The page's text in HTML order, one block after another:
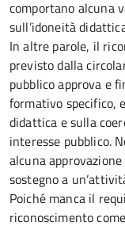
comportano alcuna
sull’idoneità
In altre parole, il
previsto dalla
pubblico approva e
formativo specifico,
didattica e sulla
interesse pubblico.
alcuna
sostegno a
Poiché manca il
riconoscimento